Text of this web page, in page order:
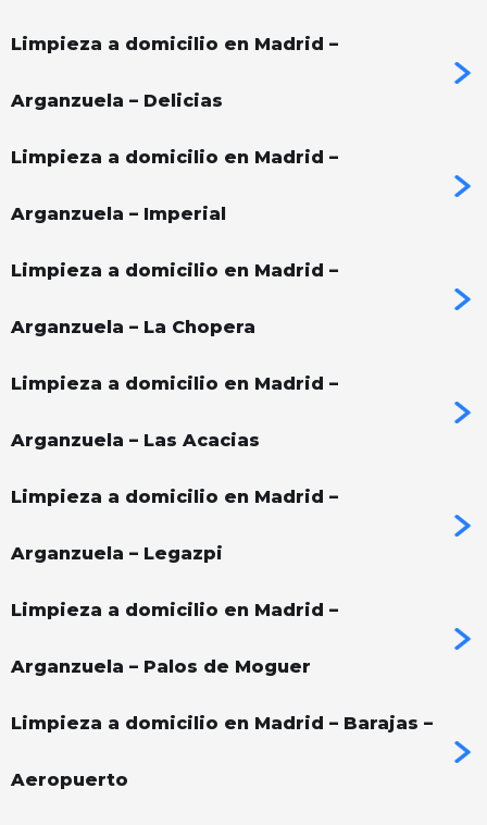
Limpieza a domicilio en Madrid –
Arganzuela – Delicias
Limpieza a domicilio en Madrid –
Arganzuela – Imperial
Limpieza a domicilio en Madrid –
Arganzuela – La Chopera
Limpieza a domicilio en Madrid –
Arganzuela – Las Acacias
Limpieza a domicilio en Madrid –
Arganzuela – Legazpi
Limpieza a domicilio en Madrid –
Arganzuela – Palos de Moguer
Limpieza a domicilio en Madrid – Barajas –
Aeropuerto